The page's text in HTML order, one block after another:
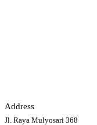
Address
Jl. Raya Mulyosari 368